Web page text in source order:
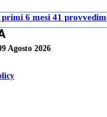
primi 6 mesi 41
Agosto 2026